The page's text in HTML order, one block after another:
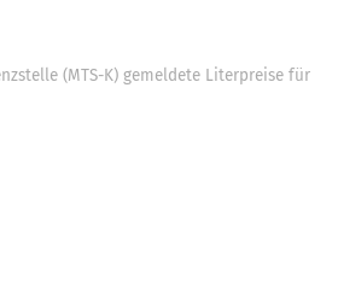
(MTS-K) gemeldete Literpreise für